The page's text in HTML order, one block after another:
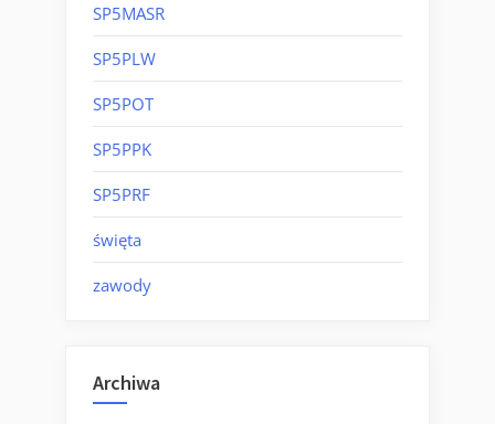
SP5MASR
SP5PLW
SP5POT
SP5PPK
SP5PRF
święta
zawody
Archiwa